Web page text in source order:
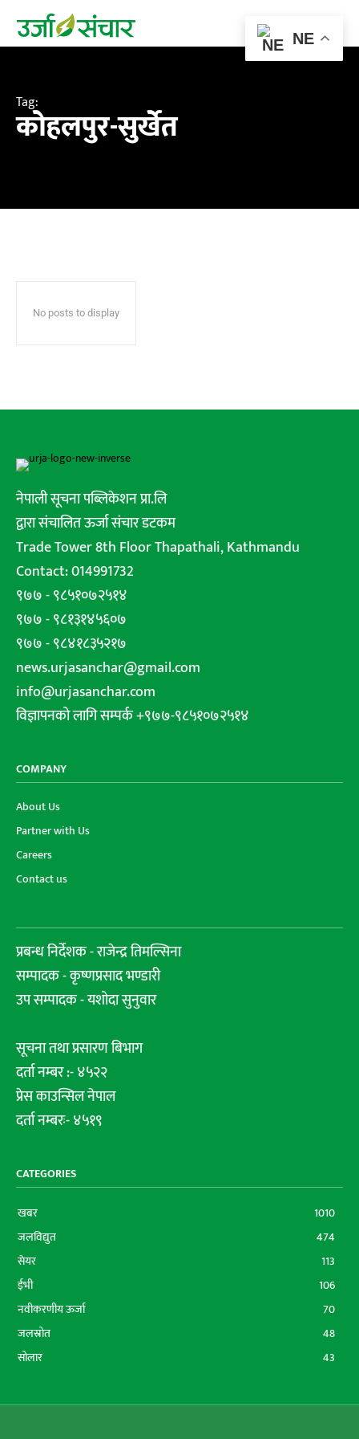
Tag:
कोहलपुर-सुर्खेत
No posts to display
नेपाली सूचना पब्लिकेशन प्रा.लि
द्वारा संचालित ऊर्जा संचार डटकम
Trade Tower 8th Floor Thapathali, Kathmandu
Contact: 014991732
९७७ - ९८५१०७२५१४
९७७ - ९८१३१४५६०७
९७७ - ९८४१८३५२१७
news.urjasanchar@gmail.com
info@urjasanchar.com
विज्ञापनको लागि सम्पर्क +९७७-९८५१०७२५१४
COMPANY
About Us
Partner with Us
Careers
Contact us
प्रबन्ध निर्देशक - राजेन्द्र तिमल्सिना
सम्पादक - कृष्णप्रसाद भण्डारी
उप सम्पादक - यशोदा सुनुवार
सूचना तथा प्रसारण बिभाग
दर्ता नम्बर :- ४५२२
प्रेस काउन्सिल नेपाल
दर्ता नम्बरः- ४५१९
CATEGORIES
खबर
1010
जलविद्युत
474
सेयर
113
ईभी
106
नवीकरणीय ऊर्जा
70
जलस्रोत
48
सोलार
43
NE